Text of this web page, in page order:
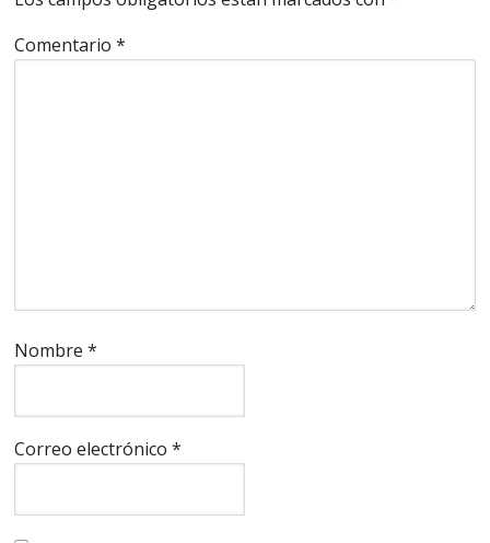
Comentario*
Nombre*
Correo electrónico*